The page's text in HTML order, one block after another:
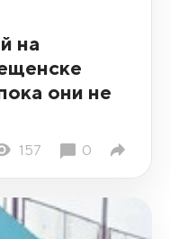
на
они не
157 0